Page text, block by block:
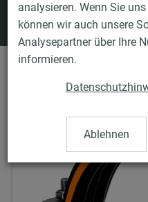
analysieren. Wenn Sie
können wir auch unsere
Analysepartner über Ihre
informieren.
Ablehnen